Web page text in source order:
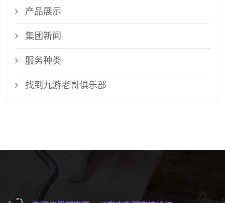
产品展示
集团新闻
服务种类
找到九游老哥俱乐部